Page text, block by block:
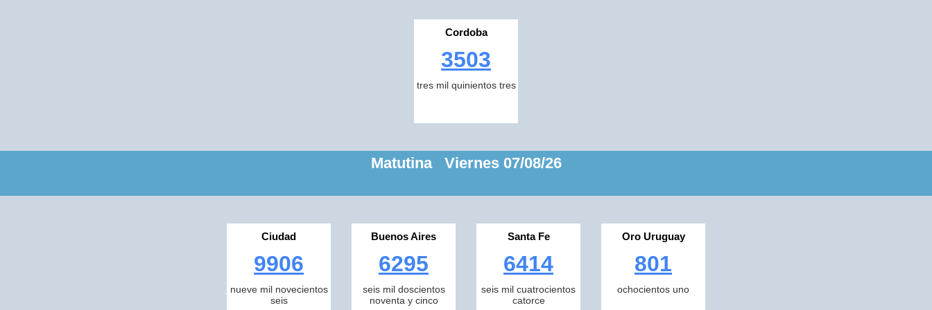
Cordoba
3503
tres mil quinientos tres
Matutina Viernes 07/08/26
Ciudad
9906
nueve mil novecientos
seis
Buenos Aires
6295
seis mil doscientos
noventa y cinco
Santa Fe
6414
seis mil cuatrocientos
catorce
Oro Uruguay
801
ochocientos uno